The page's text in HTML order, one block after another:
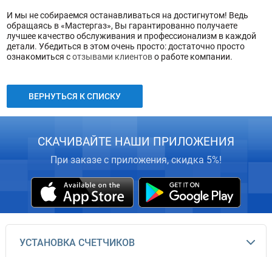
И мы не собираемся останавливаться на достигнутом! Ведь
обращаясь в «Мастергаз», Вы гарантированно получаете
лучшее качество обслуживания и профессионализм в каждой
детали. Убедиться в этом очень просто: достаточно просто
ознакомиться сотзывами клиентово работе компании.
ВЕРНУТЬСЯ К СПИСКУ
СКАЧИВАЙТЕ НАШИ ПРИЛОЖЕНИЯ
При заказе с приложения, скидка 5%!
УСТАНОВКА СЧЕТЧИКОВ